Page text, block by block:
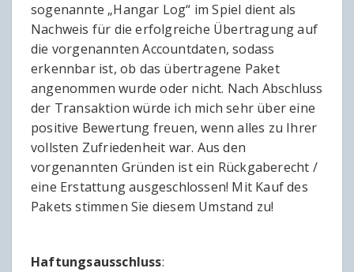
sogenannte „Hangar Log“ im Spiel dient als
Nachweis für die erfolgreiche Übertragung auf
die vorgenannten Accountdaten, sodass
erkennbar ist, ob das übertragene Paket
angenommen wurde oder nicht. Nach Abschluss
der Transaktion würde ich mich sehr über eine
positive Bewertung freuen, wenn alles zu Ihrer
vollsten Zufriedenheit war. Aus den
vorgenannten Gründen ist ein Rückgaberecht /
eine Erstattung ausgeschlossen! Mit Kauf des
Pakets stimmen Sie diesem Umstand zu!
Haftungsausschluss: